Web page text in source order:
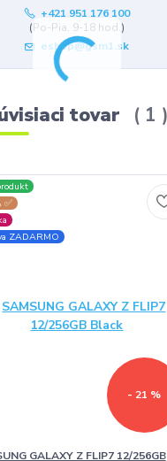
+421 951 176 100
(Po-Pia, 9-18 hod.)
eshop@gsm1.sk
tovar 1
✅
ZADARMO
- 21 %
GALAXY Z FLIP7 12/256GB